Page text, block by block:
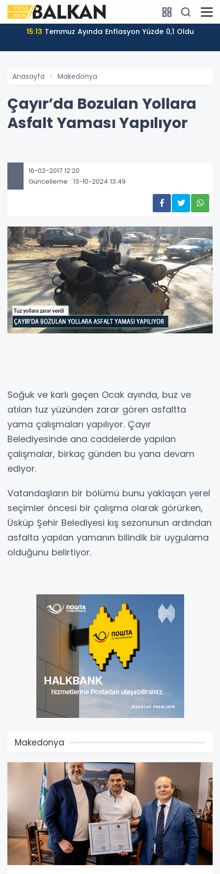
15:13 Temmuz Ayında Enflasyon Yüzde 0,1 Oldu
Anasayfa Makedonya
Çayır’da Bozulan Yollara
Asfalt Yaması Yapılıyor
16-02-2017 12:20
Güncelleme : 13-10-2024 13:49
Soğuk ve karlı geçen Ocak ayında, buz ve
atılan tuz yüzünden zarar gören asfaltta
yama çalışmaları yapılıyor. Çayır
Belediyesinde ana caddelerde yapılan
çalışmalar, birkaç günden bu yana devam
ediyor.
Vatandaşların bir bölümü bunu yaklaşan yerel
seçimler öncesi bir çalışma olarak görürken,
Üsküp Şehir Belediyesi kış sezonunun ardından
asfalta yapılan yamanın bilindik bir uygulama
olduğunu belirtiyor.
Makedonya